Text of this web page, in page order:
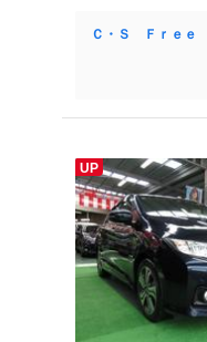
Ｃ・Ｓ Ｆｒｅｅ
UP